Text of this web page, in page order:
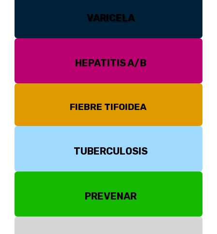
VARICELA
HEPATITIS A/B
FIEBRE TIFOIDEA
TUBERCULOSIS
PREVENAR